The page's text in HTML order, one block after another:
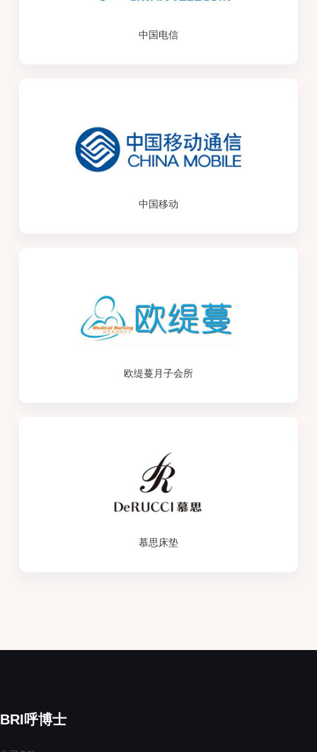
中国电信
中国移动
欧缇蔓月子会所
慕思床垫
BRI呼博士